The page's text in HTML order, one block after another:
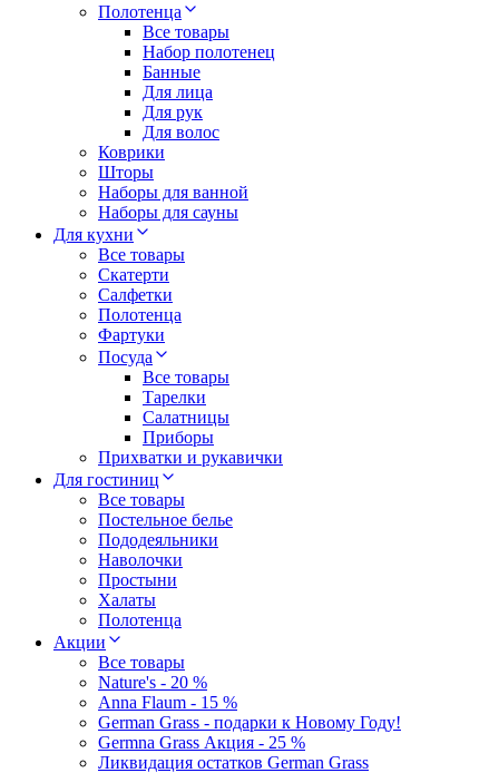
Полотенца
Все товары
Набор полотенец
Банные
Для лица
Для рук
Для волос
Коврики
Шторы
Наборы для ванной
Наборы для сауны
Для кухни
Все товары
Скатерти
Салфетки
Полотенца
Фартуки
Посуда
Все товары
Тарелки
Салатницы
Приборы
Прихватки и рукавички
Для гостиниц
Все товары
Постельное белье
Пододеяльники
Наволочки
Простыни
Халаты
Полотенца
Акции
Все товары
Nature's - 20 %
Anna Flaum - 15 %
German Grass - подарки к Новому Году!
Germna Grass Акция - 25 %
Ликвидация остатков German Grass